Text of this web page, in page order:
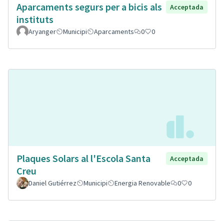
Aparcaments segurs per a bicis als
instituts
Acceptada
Aryanger Municipi Aparcaments 0 0
Plaques Solars al l'Escola Santa
Creu
Acceptada
Daniel Gutiérrez Municipi Energia Renovable 0 0